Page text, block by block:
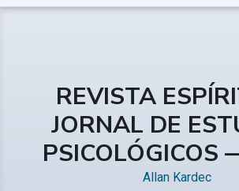
REVISTA
JORNAL DE
PSICOLÓGICOS
Allan Kardec